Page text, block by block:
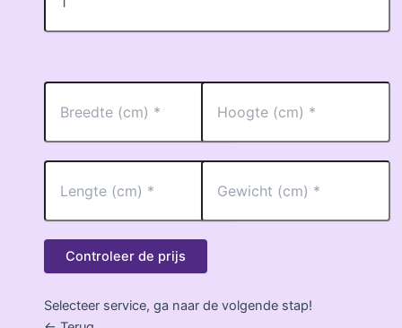
Controleer de prijs
Selecteer service, ga naar de volgende stap!